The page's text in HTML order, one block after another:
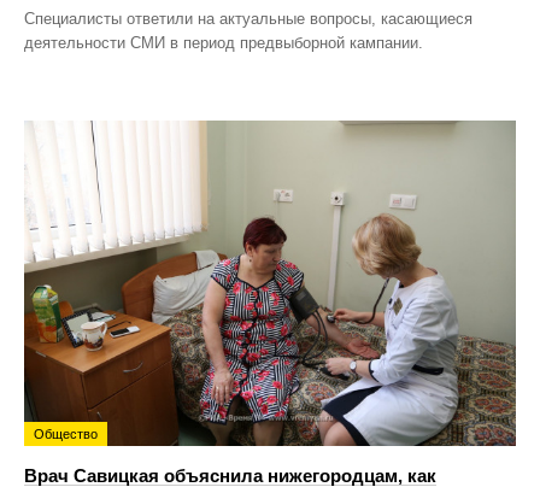
Специалисты ответили на актуальные вопросы, касающиеся
деятельности СМИ в период предвыборной кампании.
Общество
Врач Савицкая объяснила нижегородцам, как